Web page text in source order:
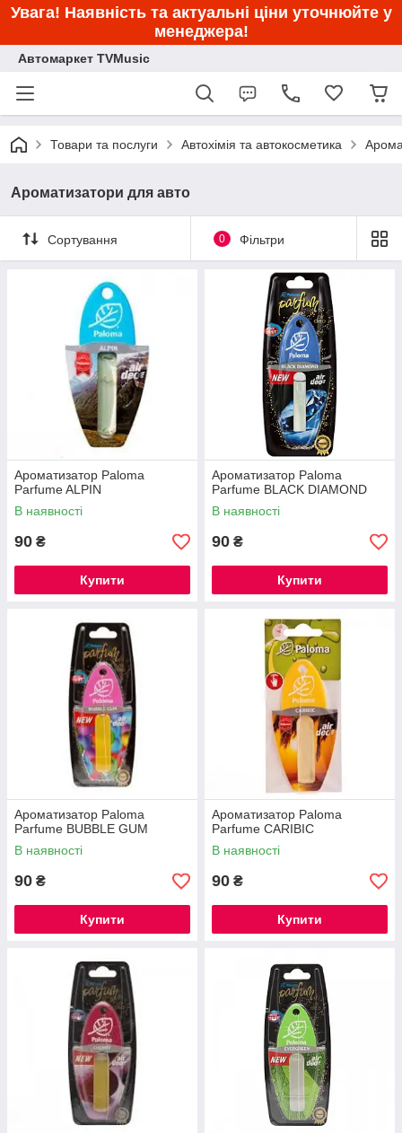
Увага! Наявність та актуальні ціни уточнюйте у
менеджера!
Автомаркет TVMusic
Товари та послуги Автохімія та автокосметика
Ароматизатори для авто
Сортування 0 Фільтри
Ароматизатор Paloma
Parfume ALPIN
В наявності
90 ₴
Купити
Ароматизатор Paloma
Parfume BLACK DIAMOND
В наявності
90 ₴
Купити
Ароматизатор Paloma
Parfume BUBBLE GUM
В наявності
90 ₴
Купити
Ароматизатор Paloma
Parfume CARIBIC
В наявності
90 ₴
Купити